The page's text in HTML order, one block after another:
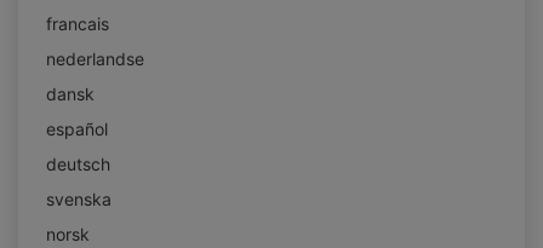
francais
nederlandse
dansk
español
deutsch
svenska
norsk